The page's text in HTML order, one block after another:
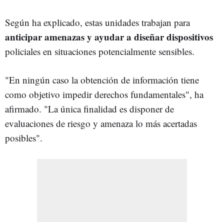
Según ha explicado, estas unidades trabajan para
anticipar amenazas y ayudar a diseñar dispositivos
policiales en situaciones potencialmente sensibles.
"En ningún caso la obtención de información tiene
como objetivo impedir derechos fundamentales", ha
afirmado. "La única finalidad es disponer de
evaluaciones de riesgo y amenaza lo más acertadas
posibles".